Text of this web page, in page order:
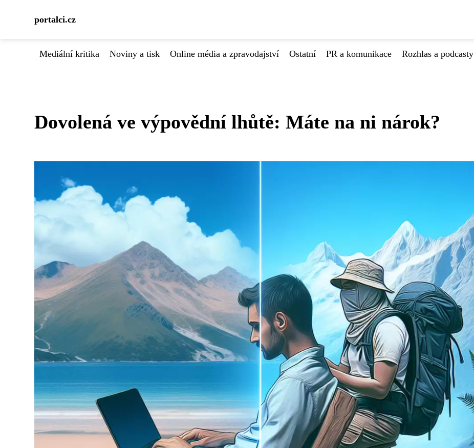
portalci.cz
Mediální kritika Noviny a tisk Online média a zpravodajství Ostatní PR a komunikace Rozhlas a podcasty
Dovolená ve výpovědní lhůtě: Máte na ni nárok?